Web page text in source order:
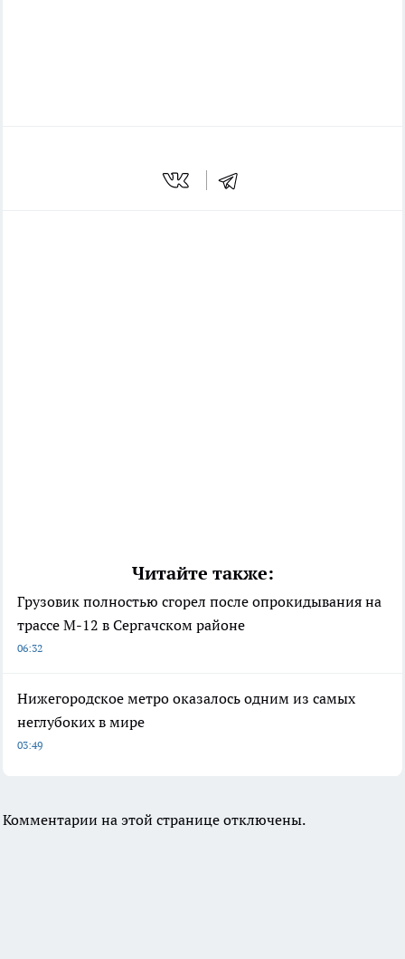
Читайте также:
Грузовик полностью сгорел после опрокидывания на
трассе М-12 в Сергачском районе
06:32
Нижегородское метро оказалось одним из самых
неглубоких в мире
03:49
Комментарии на этой странице отключены.